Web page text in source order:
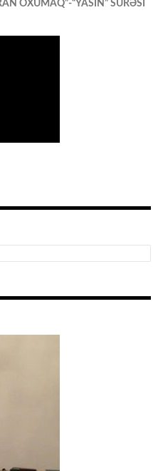
OXUMAQ”-“YASİN” SURƏSİ